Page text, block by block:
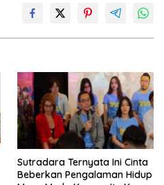
Sutradara Ternyata Ini Cinta
Beberkan Pengalaman Hidup